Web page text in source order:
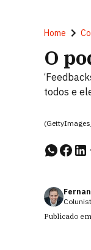
Home
O
todos e
Publicado em